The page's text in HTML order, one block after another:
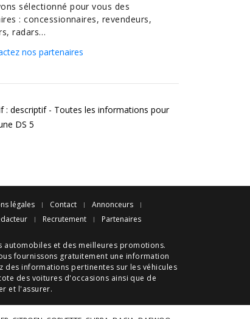
sélectionné pour vous des
: concessionnaires, revendeurs,
radars…
nos partenaires
: descriptif - Toutes les informations pour
DS 5
légales Contact
Annonceurs
Recrutement Partenaires
automobiles et des meilleures promotions.
fournissons gratuitement une information
des informations pertinentes sur les véhicules
des voitures d'occasions ainsi que de
et l'assurer.